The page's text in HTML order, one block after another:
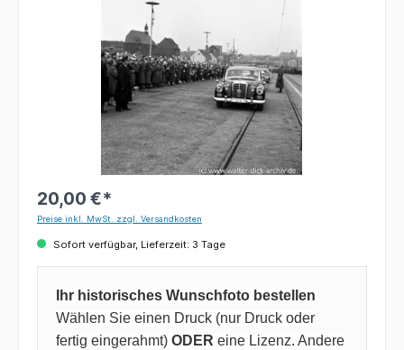
20,00 €*
Preise inkl. MwSt. zzgl. Versandkosten
Sofort verfügbar, Lieferzeit: 3 Tage
Ihr historisches Wunschfoto bestellen
Wählen Sie einen Druck (nur Druck oder
fertig eingerahmt) ODER eine Lizenz. Andere